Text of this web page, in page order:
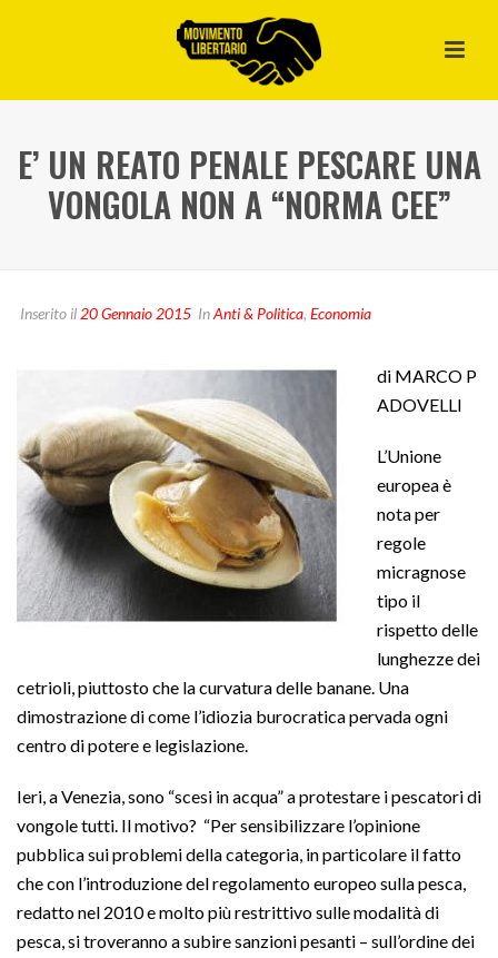
E’ UN REATO PENALE PESCARE UNA
VONGOLA NON A “NORMA CEE”
Inserito il 20 Gennaio 2015 InAnti & Politica, Economia
di MARCO P
ADOVELLI
L’Unione
europea è
nota per
regole
micragnose
tipo il
rispetto delle
lunghezze dei
cetrioli, piuttosto che la curvatura delle banane. Una
dimostrazione di come l’idiozia burocratica pervada ogni
centro di potere e legislazione.
Ieri, a Venezia, sono “scesi in acqua” a protestare i pescatori di
vongole tutti. Il motivo? “Per sensibilizzare l’opinione
pubblica sui problemi della categoria, in particolare il fatto
che con l’introduzione del regolamento europeo sulla pesca,
redatto nel 2010 e molto più restrittivo sulle modalità di
pesca, si troveranno a subire sanzioni pesanti – sull’ordine dei